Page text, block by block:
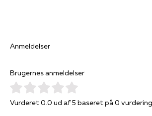
Anmeldelser
Brugernes anmeldelser
Vurderet 0.0 ud af 5 baseret på 0